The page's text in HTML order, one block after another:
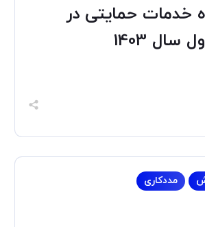
خدمات حمایتی در
1403
مددکاری